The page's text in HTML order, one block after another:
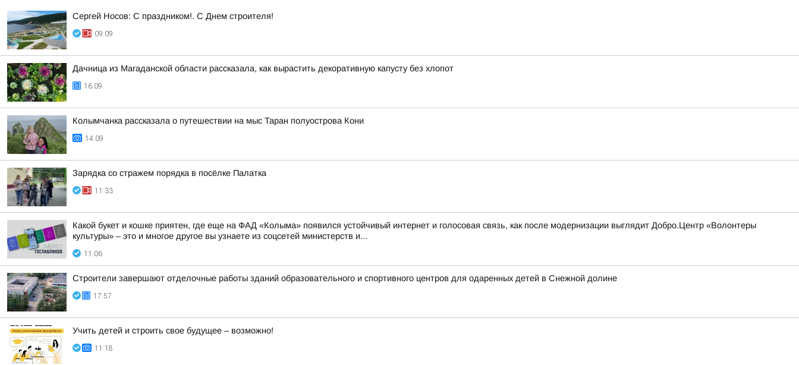
Сергей Носов: С праздником!. С Днем строителя!
09:09
Дачница из Магаданской области рассказала, как вырастить декоративную капусту без хлопот
16:09
Колымчанка рассказала о путешествии на мыс Таран полуострова Кони
14:09
Зарядка со стражем порядка в посёлке Палатка
11:33
Какой букет и кошке приятен, где еще на ФАД «Колыма» появился устойчивый интернет и голосовая связь, как после модернизации выглядит Добро.Центр «Волонтеры
культуры» – это и многое другое вы узнаете из соцсетей министерств и...
11:06
Строители завершают отделочные работы зданий образовательного и спортивного центров для одаренных детей в Снежной долине
17:57
Учить детей и строить свое будущее – возможно!
11:18